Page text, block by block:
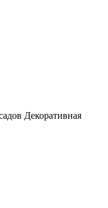
Декоративная